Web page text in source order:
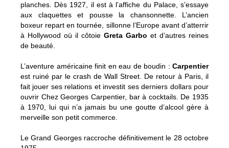
planches. Dès 1927, il est à l’affiche du Palace, s’essaye
aux claquettes et pousse la chansonnette. L’ancien
boxeur repart en tournée, sillonne l’Europe avant d’atterrir
à Hollywood où il côtoie Greta Garbo et d’autres reines
de beauté.
L’aventure américaine finit en eau de boudin : Carpentier
est ruiné par le crash de Wall Street. De retour à Paris, il
fait jouer ses relations et investit ses derniers dollars pour
ouvrir Chez Georges Carpentier, bar à cocktails. De 1935
à 1970, lui qui n’a jamais bu une goutte d’alcool gère à
merveille son petit commerce.
Le Grand Georges raccroche définitivement le 28 octobre